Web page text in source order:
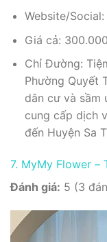
Website/
Giá cả:
Chỉ Đường:
Phường Quyết
dân cư và sầm
cung cấp dịch
đến Huyện Sa
7. MyMy Flower –
Đánh giá: 5 (3